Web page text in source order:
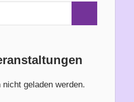
h
nicht geladen werden.